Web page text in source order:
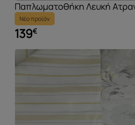
Παπλωματοθήκη Λευκή
Νέο προϊόν
139€